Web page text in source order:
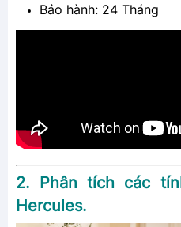
Bảo hành: 24 Tháng
2. Phân tích các
Hercules.